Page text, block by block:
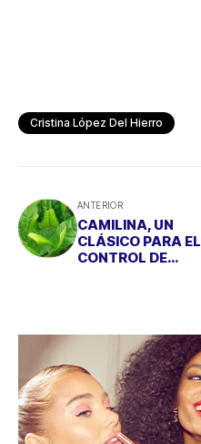
Cristina López Del Hierro
ANTERIOR
CAMILINA, UN
CLÁSICO PARA EL
CONTROL DE